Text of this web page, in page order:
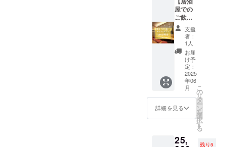
未定 <
グッズ
のお渡
し方法
につい
て> 郵
送にて
ご住所
へお送
りいた
しま
す。 到
につい
ては、
る可能
デザイ
ンにて
作成予
定。 ・
サイズ
展開：
男女兼
ラー展
開：未
材：未
定
枚） ・
『フ
ロー
ナ』で
のお買
い物に
ご利用
いただ
けま
す。1枚
ずつの
利用が
可能で
はでき
屋での
ご飲食
チケッ
ト】 京
都市上
京区の
居酒屋
『ひろ
屋』で
ご利用
いただ
けるご
飲食チ
ケット
5000円
（1000
支援
者：
1人
お届
け予
定：
2025
年06
月
詳細を見る
こ
の
リ
タ
ー
ン
を
選
択
す
る
25, 残り5